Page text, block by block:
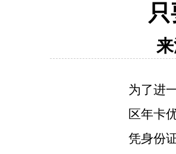
为了进
区年卡
凭身份